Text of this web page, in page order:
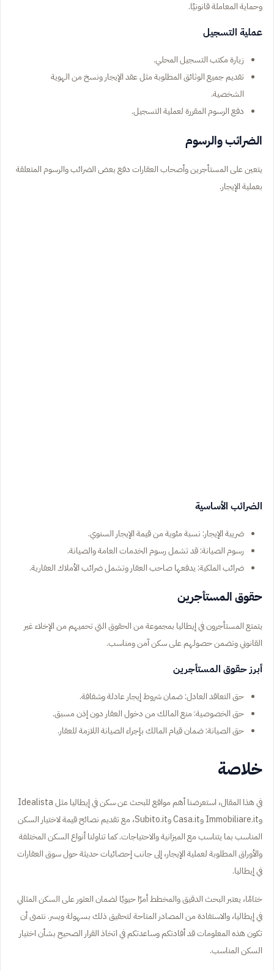
وحماية المعاملة قانونيًا.
عملية التسجيل
زيارة مكتب التسجيل المحلي.
تقديم جميع الوثائق المطلوبة مثل عقد الإيجار ونسخ من الهوية
الشخصية.
دفع الرسوم المقررة لعملية التسجيل.
الضرائب والرسوم
يتعين على المستأجرين وأصحاب العقارات دفع بعض الضرائب والرسوم المتعلقة
بعملية الإيجار.
الضرائب الأساسية
ضريبة الإيجار: نسبة مئوية من قيمة الإيجار السنوي.
رسوم الصيانة: قد تشمل رسوم الخدمات العامة والصيانة.
ضرائب الملكية: يدفعها صاحب العقار وتشمل ضرائب الأملاك العقارية.
حقوق المستأجرين
يتمتع المستأجرون في إيطاليا بمجموعة من الحقوق التي تحميهم من الإخلاء غير
القانوني وتضمن حصولهم على سكن آمن ومناسب.
أبرز حقوق المستأجرين
حق التعاقد العادل: ضمان شروط إيجار عادلة وشفافة.
حق الخصوصية: منع المالك من دخول العقار دون إذن مسبق.
حق الصيانة: ضمان قيام المالك بإجراء الصيانة اللازمة للعقار.
خلاصة
في هذا المقال، استعرضنا أهم مواقع للبحث عن سكن في إيطاليا مثل Idealista
وImmobiliare.it وCasa.it وSubito.it، مع تقديم نصائح قيمة لاختيار السكن
المناسب بما يتناسب مع الميزانية والاحتياجات. كما تناولنا أنواع السكن المختلفة
والأوراق المطلوبة لعملية الإيجار، إلى جانب إحصائيات حديثة حول سوق العقارات
في إيطاليا.
ختامًا، يعتبر البحث الدقيق والمخطط أمرًا حيويًا لضمان العثور على السكن المثالي
في إيطاليا، والاستفادة من المصادر المتاحة لتحقيق ذلك بسهولة ويسر. نتمنى أن
تكون هذه المعلومات قد أفادتكم وساعدتكم في اتخاذ القرار الصحيح بشأن اختيار
السكن المناسب.